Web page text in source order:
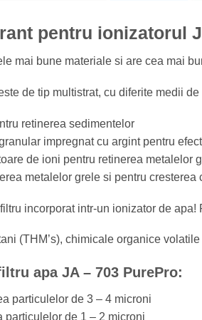
pentru ionizatorul
mai bune materiale si are cea mai
de tip multistrat, cu diferite medii
retinerea sedimentelor
impregnat cu argint pentru
de ioni pentru retinerea metalelor
metalelor grele si pentru
incorporat intr-un ionizator de apa!
(THM’s), chimicale organice
apa JA – 703 PurePro:
particulelor de 3 – 4 microni
particulelor de 1 – 2 microni